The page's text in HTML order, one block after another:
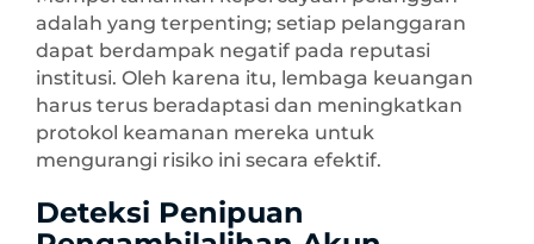
adalah yang terpenting; setiap pelanggaran
dapat berdampak negatif pada reputasi
institusi. Oleh karena itu, lembaga keuangan
harus terus beradaptasi dan meningkatkan
protokol keamanan mereka untuk
mengurangi risiko ini secara efektif.
Deteksi Penipuan